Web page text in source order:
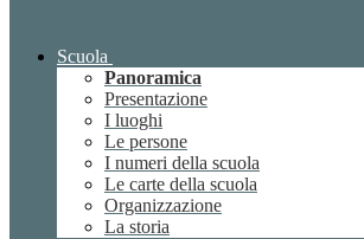
Scuola
Panoramica
Presentazione
I luoghi
Le persone
I numeri della scuola
Le carte della scuola
Organizzazione
La storia